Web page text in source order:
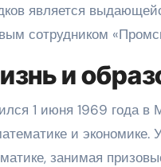
является
сотрудником
и
1 июня 1969 года в
и
занимая